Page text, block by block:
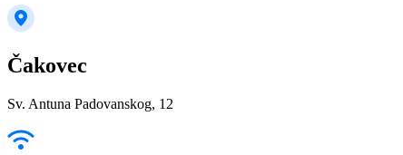
Čakovec
Sv. Antuna Padovanskog, 12